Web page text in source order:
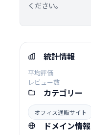
ください。
統計情報
平均評価
レビュー数
カテゴリー
オフィス通販サイト
ドメイン情報